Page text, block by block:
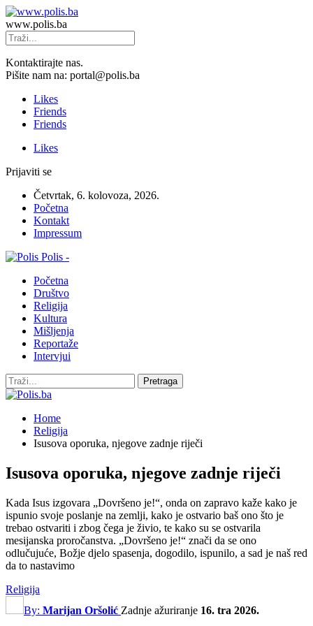
www.polis.ba
Kontaktirajte nas.
Pišite nam na: portal@polis.ba
Likes
Friends
Friends
Likes
Prijaviti se
Četvrtak, 6. kolovoza, 2026.
Početna
Kontakt
Impressum
Polis -
Početna
Društvo
Religija
Kultura
Mišljenja
Reportaže
Intervjui
Home
Religija
Isusova oporuka, njegove zadnje riječi
Isusova oporuka, njegove zadnje riječi
Kada Isus izgovara „Dovršeno je!“, onda on zapravo kaže kako je
ispunio svoje poslanje na zemlji, kako je ostvario baš ono što je
trebao ostvariti i zbog čega je živio, te kako su se ostvarila
mesijanska proročanstva. „Dovršeno je!“ znači da se ono
odlučujuće, Božje djelo spasenja, dogodilo, ispunilo, a sad je naš red
da to nastavimo
Religija
By: Marijan Oršolić Zadnje ažuriranje 16. tra 2026.